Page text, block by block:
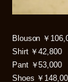
Blouson ￥
Shirt ￥
Pant ￥
Shoes ￥